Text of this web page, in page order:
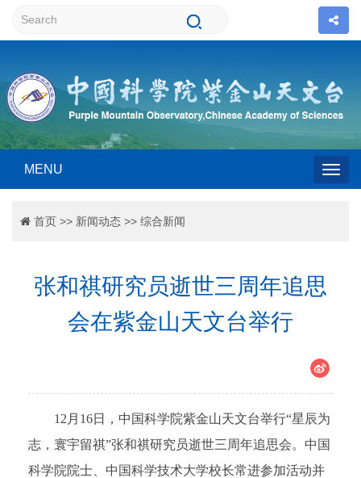
MENU
首页 >> 新闻动态 >> 综合新闻
张和祺研究员逝世三周年追思
会在紫金山天文台举行
12月16日，中国科学院紫金山天文台举行“星辰为
志，寰宇留祺”张和祺研究员逝世三周年追思会。中国
科学院院士、中国科学技术大学校长常进参加活动并